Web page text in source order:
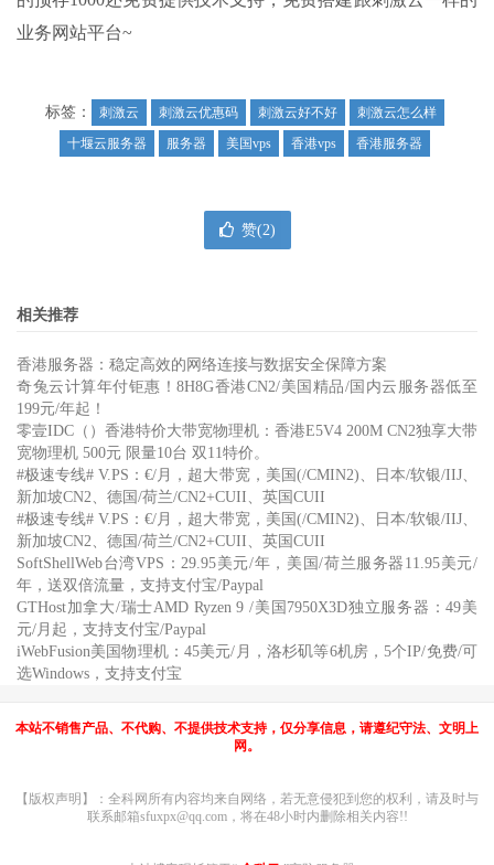
业务网站平台~
标签： 刺激云 刺激云优惠码 刺激云好不好
刺激云怎么样
十堰云服务器
服务器 美国vps 香港vps 香港服务器
赞(2)
相关推荐
香港服务器：稳定高效的网络连接与数据安全保障方案
奇兔云计算年付钜惠！8H8G香港CN2/美国精品/国内云服务器低至
199元/年起！
零壹IDC（）香港特价大带宽物理机：香港E5V4 200M CN2独享大带
宽物理机 500元 限量10台 双11特价。
#极速专线# V.PS：€/月，超大带宽，美国(/CMIN2)、日本/软银/IIJ、
新加坡CN2、德国/荷兰/CN2+CUII、英国CUII
#极速专线# V.PS：€/月，超大带宽，美国(/CMIN2)、日本/软银/IIJ、
新加坡CN2、德国/荷兰/CN2+CUII、英国CUII
SoftShellWeb台湾VPS：29.95美元/年，美国/荷兰服务器11.95美元/
年，送双倍流量，支持支付宝/Paypal
GTHost加拿大/瑞士AMD Ryzen 9 /美国7950X3D独立服务器：49美
元/月起，支持支付宝/Paypal
iWebFusion美国物理机：45美元/月，洛杉矶等6机房，5个IP/免费/可
选Windows，支持支付宝
本站不销售产品、不代购、不提供技术支持，仅分享信息，请遵纪守法、文明上
网。
【版权声明】：全科网所有内容均来自网络，若无意侵犯到您的权利，请及时与
联系邮箱sfuxpx@qq.com，将在48小时内删除相关内容!!